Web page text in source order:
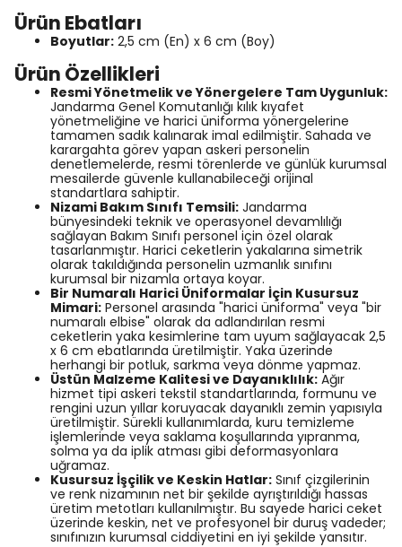
Ürün Ebatları
Boyutlar: 2,5 cm (En) x 6 cm (Boy)
Ürün Özellikleri
Resmi Yönetmelik ve Yönergelere Tam Uygunluk:
Jandarma Genel Komutanlığı kılık kıyafet
yönetmeliğine ve harici üniforma yönergelerine
tamamen sadık kalınarak imal edilmiştir. Sahada ve
karargahta görev yapan askeri personelin
denetlemelerde, resmi törenlerde ve günlük kurumsal
mesailerde güvenle kullanabileceği orijinal
standartlara sahiptir.
Nizami Bakım Sınıfı Temsili: Jandarma
bünyesindeki teknik ve operasyonel devamlılığı
sağlayan Bakım Sınıfı personel için özel olarak
tasarlanmıştır. Harici ceketlerin yakalarına simetrik
olarak takıldığında personelin uzmanlık sınıfını
kurumsal bir nizamla ortaya koyar.
Bir Numaralı Harici Üniformalar İçin Kusursuz
Mimari: Personel arasında "harici üniforma" veya "bir
numaralı elbise" olarak da adlandırılan resmi
ceketlerin yaka kesimlerine tam uyum sağlayacak 2,5
x 6 cm ebatlarında üretilmiştir. Yaka üzerinde
herhangi bir potluk, sarkma veya dönme yapmaz.
Üstün Malzeme Kalitesi ve Dayanıklılık: Ağır
hizmet tipi askeri tekstil standartlarında, formunu ve
rengini uzun yıllar koruyacak dayanıklı zemin yapısıyla
üretilmiştir. Sürekli kullanımlarda, kuru temizleme
işlemlerinde veya saklama koşullarında yıpranma,
solma ya da iplik atması gibi deformasyonlara
uğramaz.
Kusursuz İşçilik ve Keskin Hatlar: Sınıf çizgilerinin
ve renk nizamının net bir şekilde ayrıştırıldığı hassas
üretim metotları kullanılmıştır. Bu sayede harici ceket
üzerinde keskin, net ve profesyonel bir duruş vadeder;
sınıfınızın kurumsal ciddiyetini en iyi şekilde yansıtır.